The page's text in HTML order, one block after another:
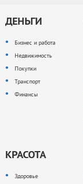
ДЕНЬГИ
Бизнес и работа
Недвижимость
Покупки
Транспорт
Финансы
КРАСОТА
Здоровье